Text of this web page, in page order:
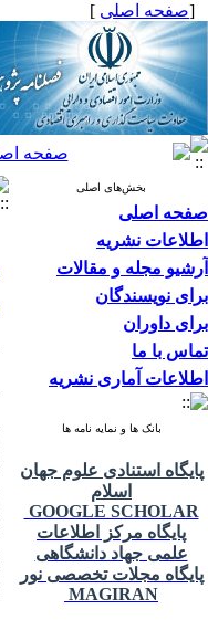
[صفحه اصلی ]
بخش‌های اصلی
صفحه اصلی
اطلاعات نشریه
آرشیو مجله و مقالات
برای نویسندگان
برای داوران
تماس با ما
اطلاعات آماری نشریه
بانک ها و نمایه نامه ها
پایگاه استنادی علوم جهان
اسلام
GOOGLE SCHOLAR
پایگاه مرکز اطلاعات
علمی جهاد دانشگاهی
پایگاه مجلات تخصصی نور
MAGIRAN